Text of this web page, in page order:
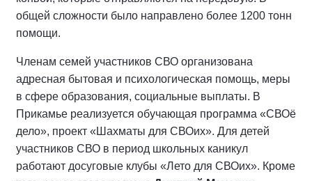
общей сложности было направлено более 1200 тонн
помощи.
Членам семей участников СВО организована
адресная бытовая и психологическая помощь, меры
в сфере образования, социальные выплаты. В
Прикамье реализуется обучающая программа «СВОё
дело», проект «Шахматы для СВОих». Для детей
участников СВО в период школьных каникул
работают досуговые клубы «Лето для СВОих». Кроме